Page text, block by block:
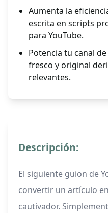
Aumenta la
escrita en scripts
para YouTube.
Potencia tu canal
fresco y original
relevantes.
Descripción:
El siguiente guion de
convertir un artículo
cautivador.